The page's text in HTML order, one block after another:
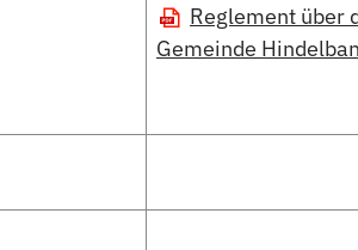
Reglement über
Gemeinde